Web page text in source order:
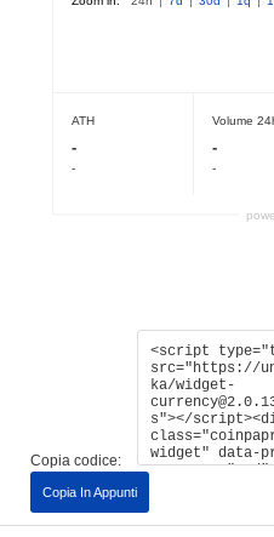
Copia codice:
Copia In Appunti